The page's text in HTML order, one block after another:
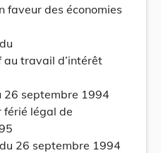
faveur des économies
travail d’intérêt
26 septembre 1994
férié légal de
26 septembre 1994